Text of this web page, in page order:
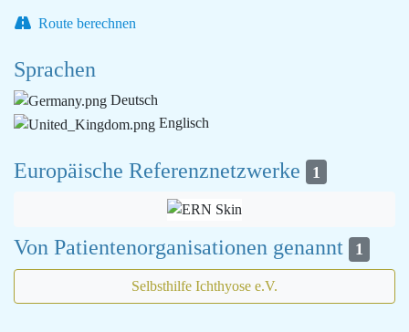
Route berechnen
Sprachen
Deutsch
Englisch
Europäische Referenznetzwerke 1
Von Patientenorganisationen genannt 1
Selbsthilfe Ichthyose e.V.